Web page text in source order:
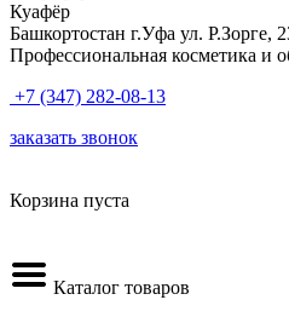
Куафёр
Башкортостан г.Уфа ул. Р.Зорге,
Профессиональная косметика и
+7 (347) 282-08-13
заказать звонок
Корзина пуста
Каталог товаров